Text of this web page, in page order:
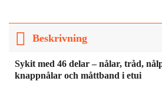
Beskrivning
Sykit med 46 delar – nålar, tråd,
knappnålar och måttband i etui